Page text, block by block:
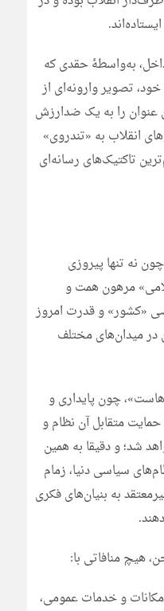
به‌واسطۀ حقدی که
خود، تصویر وارونه‌ای از
عنوان را به یک ضدارزش
انقلاب به «تندروی»
تاکتیک‌های رسانه‌ای
نه تنها پیروزی
مرهون همت و
«کشور» و قدرت امروز
در میدان‌های مختلف
چون پایداری و
متقابل آن نظام و
شد؛ و دقیقا به همین
سیاسی دنیا، زمام
به بنیان‌های فکری
هیچ منافاتی با:
و خدمات عمومی،